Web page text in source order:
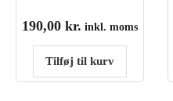
190,00 kr. inkl. moms
Tilføj til kurv